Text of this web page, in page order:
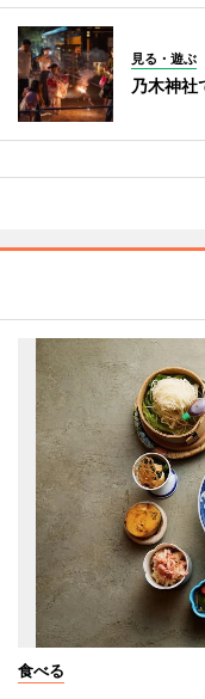
見る・遊ぶ
乃木神
食べる